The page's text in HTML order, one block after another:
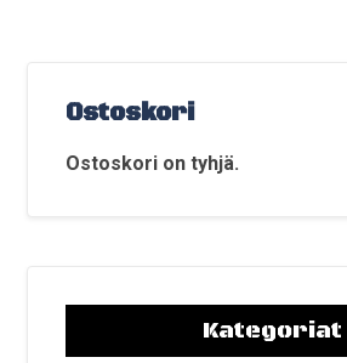
Ostoskori
Ostoskori on tyhjä.
Kategoriat